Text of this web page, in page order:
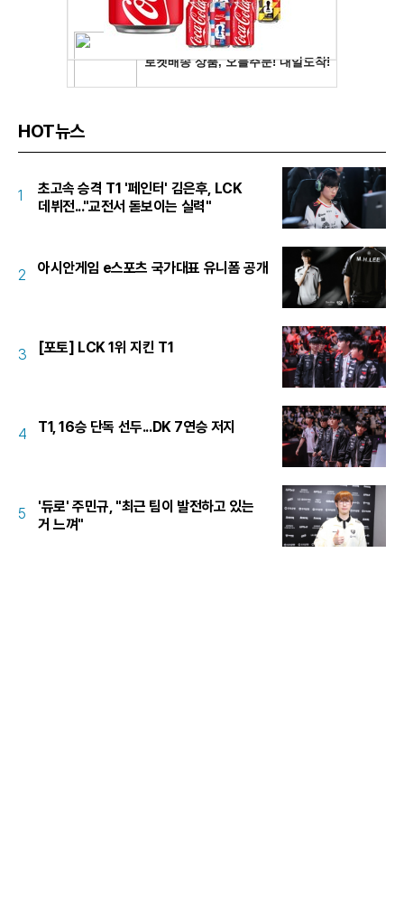
HOT뉴스
1
초고속 승격 T1 '페인터' 김은후, LCK
데뷔전..."교전서 돋보이는 실력"
2 아시안게임 e스포츠 국가대표 유니폼 공개
3 [포토] LCK 1위 지킨 T1
4 T1, 16승 단독 선두...DK 7연승 저지
5
'듀로' 주민규, "최근 팀이 발전하고 있는
거 느껴"